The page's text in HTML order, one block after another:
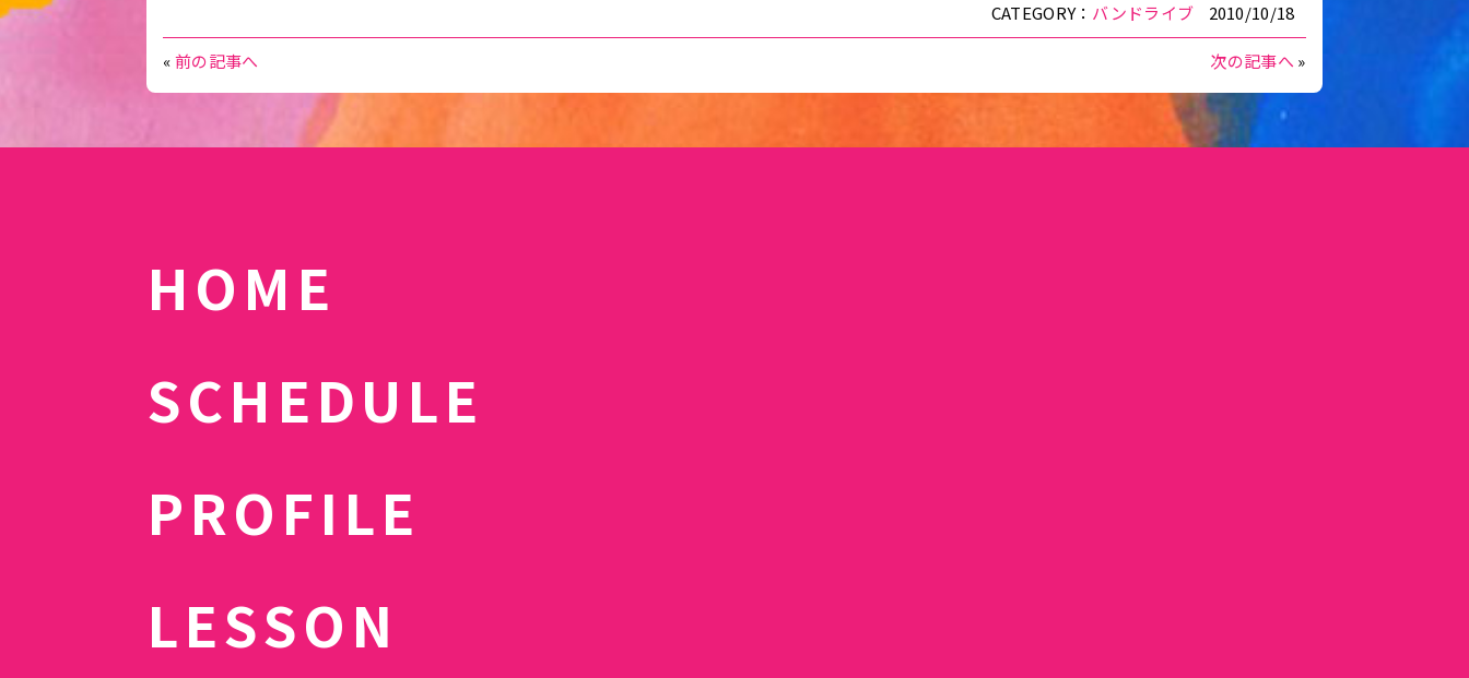
CATEGORY： バンドライブ 2010/10/18
«前の記事へ 次の記事へ »
HOME
SCHEDULE
PROFILE
LESSON